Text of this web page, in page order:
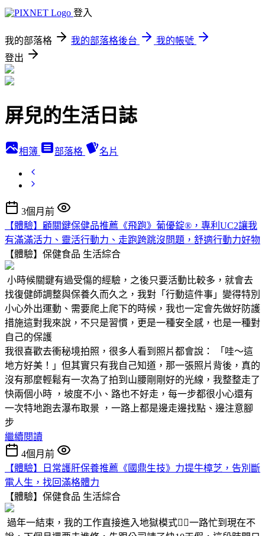
登入
我的部落格 我的部落格後台
我的帳號
登出
屏兒的生活日誌
相簿 部落格 名片
3個月前
【體驗】顧關鍵保健品推薦《飛跑》葡優錠®，專利UC2讓我
有滿滿活力、靈活行動力、走跑跨跳沒問題，舒適行動力好物
【體驗】保健食品 生活綜合
小時候關鍵有過受傷的經驗，之後只要活動比較多，就會去
找復健師調整與保養久而久之，我對「行動這件事」變得特別
小心外出運動、需要爬上爬下的時候，我也一定會先做好防護
措施這對我來說，不只是習慣，更是一種安全感，也是一種對
自己的保護
我很喜歡去衝秘境拍照，很多人看到照片都會說： 「哇～這
地方好美！」但其實只有我自己知道，那一張照片背後，真的
沒有那麼輕鬆有一次為了拍到山腰剛剛好的光線，我整整走了
快兩個小時 ，坡度不小、路也不好走，每一步都很小心還有
一次特地跑去瀑布取景 ，一路上都是邊走邊找點、邊注意腳
步
繼續閱讀
4個月前
【體驗】日常護肝保養推薦《國鼎生技》力提牛樟芝，告別斷
電人生，找回滿格體力
【體驗】保健食品 生活綜合
過年一結束，我的工作直接進入地獄模式😵‍💫一路忙到現在不